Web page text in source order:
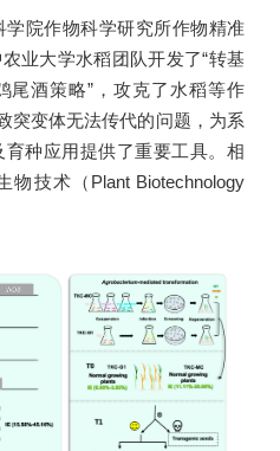
学院作物科学研究所作物精准
业大学水稻团队开发了“转基
尾酒策略”，攻克了水稻等作
突变体无法传代的问题，为系
种应用提供了重要工具。相
技术（Plant Biotechnology